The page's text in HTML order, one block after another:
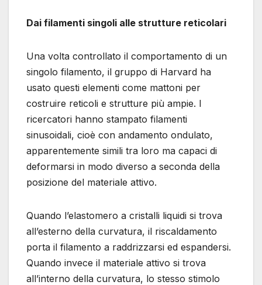
Dai filamenti singoli alle strutture reticolari
Una volta controllato il comportamento di un
singolo filamento, il gruppo di Harvard ha
usato questi elementi come mattoni per
costruire reticoli e strutture più ampie. I
ricercatori hanno stampato filamenti
sinusoidali, cioè con andamento ondulato,
apparentemente simili tra loro ma capaci di
deformarsi in modo diverso a seconda della
posizione del materiale attivo.
Quando l’elastomero a cristalli liquidi si trova
all’esterno della curvatura, il riscaldamento
porta il filamento a raddrizzarsi ed espandersi.
Quando invece il materiale attivo si trova
all’interno della curvatura, lo stesso stimolo